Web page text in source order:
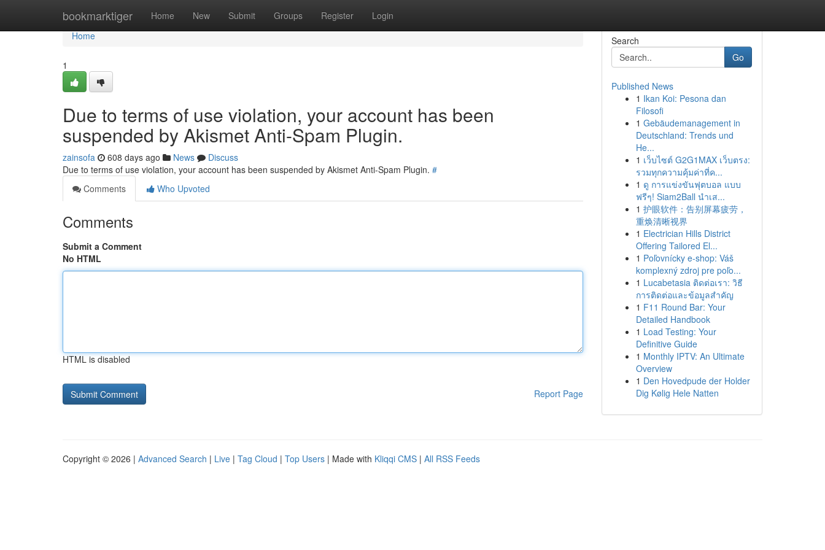
bookmarktiger Home New Submit Groups Register Login
Home
Home
1
Due to terms of use violation, your account has been
suspended by Akismet Anti-Spam Plugin.
zainsofa 608 days ago News
Discuss
Due to terms of use violation, your account has been suspended by Akismet Anti-Spam Plugin. #
Comments
Who Upvoted
Comments
Submit a Comment
No HTML
HTML is disabled
Report Page
Search
Go
Published News
1 Ikan Koi: Pesona dan
Filosofi
1 Gebäudemanagement in
Deutschland: Trends und
He...
1 เว็บไซต์ G2G1MAX เว็บตรง:
รวมทุกความคุ้มค่าที่ค...
1 ดู การแข่งขันฟุตบอล แบบ
ฟรีๆ! Siam2Ball นำเส...
1 护眼软件：告别屏幕疲劳，
重焕清晰视界
1 Electrician Hills District
Offering Tailored El...
1 Poľovnícky e-shop: Váš
komplexný zdroj pre poľo...
1 Lucabetasia ติดต่อเรา: วิธี
การติดต่อและข้อมูลสำคัญ
1 F11 Round Bar: Your
Detailed Handbook
1 Load Testing: Your
Definitive Guide
1 Monthly IPTV: An Ultimate
Overview
1 Den Hovedpude der Holder
Dig Kølig Hele Natten
Copyright © 2026 | Advanced Search | Live | Tag Cloud | Top Users | Made with Kliqqi CMS | All RSS Feeds